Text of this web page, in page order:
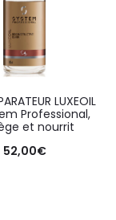
LUXEOIL
Professional,
et nourrit
52,00€